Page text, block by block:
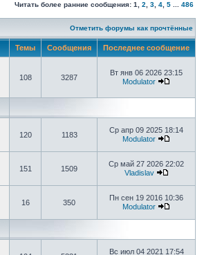
Читать более ранние сообщения: 1 2 3 4 5 486
Отметить форумы как прочтённые
Темы Сообщения Последнее сообщение
108 3287
Вт янв 06 2026 23:15
Modulator
120 1183
Ср апр 09 2025 18:14
Modulator
151 1509
Ср май 27 2026 22:02
Vladislav
16 350
Пн сен 19 2016 10:36
Modulator
Вс июл 04 2021 17:54